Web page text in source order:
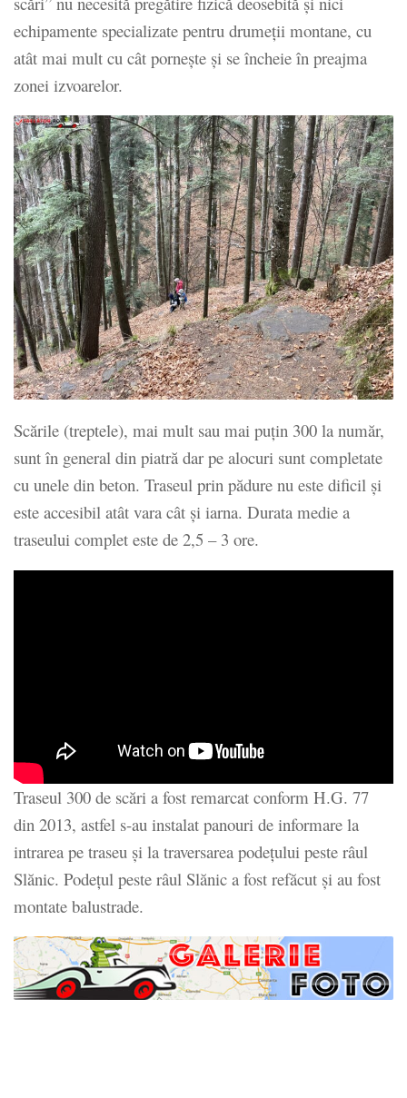
echipamente specializate pentru drumeţii montane, cu
atât mai mult cu cât porneşte şi se încheie în preajma
zonei izvoarelor.
Scările (treptele), mai mult sau mai puţin 300 la număr,
sunt în general din piatră dar pe alocuri sunt completate
cu unele din beton. Traseul prin pădure nu este dificil şi
este accesibil atât vara cât şi iarna. Durata medie a
traseului complet este de 2,5 – 3 ore.
Traseul 300 de scări a fost remarcat conform H.G. 77
din 2013, astfel s-au instalat panouri de informare la
intrarea pe traseu și la traversarea podețului peste râul
Slănic. Podețul peste râul Slănic a fost refăcut și au fost
montate balustrade.